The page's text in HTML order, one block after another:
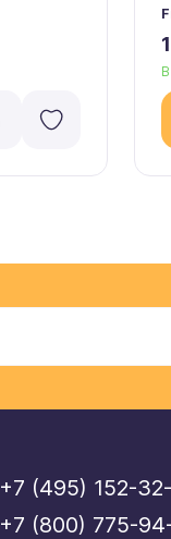
+7 (495) 152-
+7 (800) 775-